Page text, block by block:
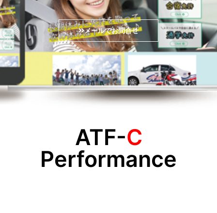
メールでお問合せ
ATF-C
Performance